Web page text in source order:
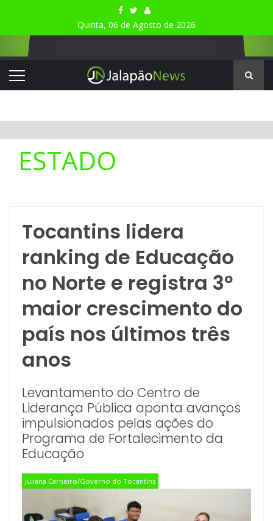
Quinta, 06 de Agosto de 2026
ESTADO
Tocantins lidera
ranking de Educação
no Norte e registra 3º
maior crescimento do
país nos últimos três
anos
Levantamento do Centro de
Liderança Pública aponta avanços
impulsionados pelas ações do
Programa de Fortalecimento da
Educação
Juliana Carneiro/Governo do Tocantins